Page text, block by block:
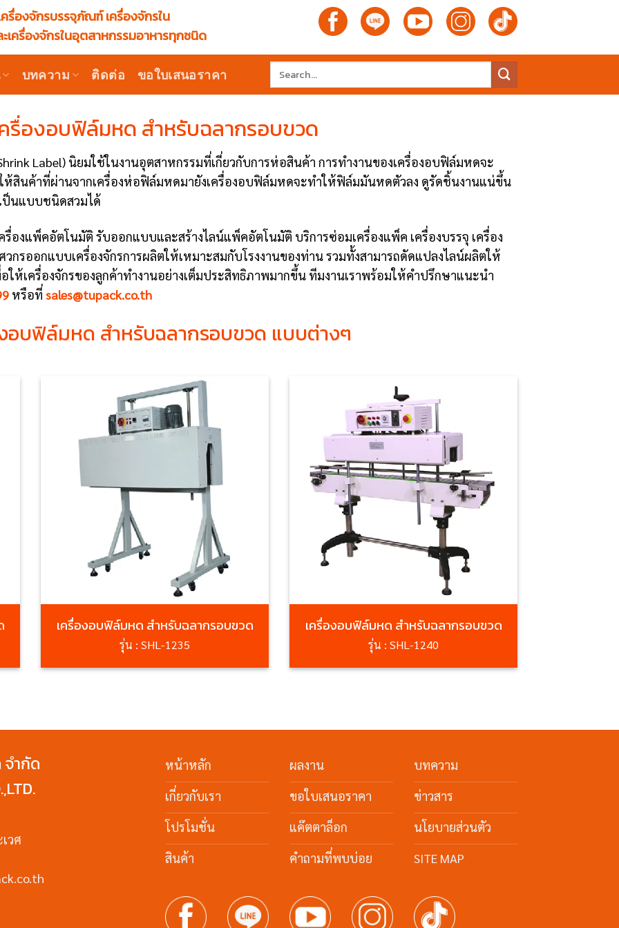
ครื่องจักรบรรจุภัณฑ์ เครื่องจักรใน
เครื่องจักรในอุตสาหกรรมอาหารทุกชนิด
บทความ ติดต่อ ขอใบเสนอราคา
Search
for:
รื่องอบฟิล์มหด สำหรับฉลากรอบขวด
Label) นิยมใช้ในงานอุตสาหกรรมที่เกี่ยวกับการห่อสินค้า การทำงานของเครื่องอบฟิล์มหดจะ
ห้สินค้าที่ผ่านจากเครื่องห่อฟิล์มหดมายังเครื่องอบฟิล์มหดจะทำให้ฟิล์มมันหดตัวลง ดูรัดชิ้นงานแน่ขึ้น
ป็นแบบชนิดสวมได้
องแพ็คอัตโนมัติ รับออกแบบและสร้างไลน์แพ็คอัตโนมัติ บริการซ่อมเครื่องแพ็ค เครื่องบรรจุ เครื่อง
รออกแบบเครื่องจักรการผลิตให้เหมาะสมกับโรงงานของท่าน รวมทั้งสามารถดัดแปลงไลน์ผลิตให้
อให้เครื่องจักรของลูกค้าทำงานอย่างเต็มประสิทธิภาพมากขึ้น ทีมงานเราพร้อมให้คำปรึกษาแนะนำ
หรือที่ sales@tupack.co.th
อบฟิล์มหด สำหรับฉลากรอบขวด แบบต่างๆ
เครื่องอบฟิล์มหด สำหรับฉลากรอบขวด
รุ่น : SHL-1235
เครื่องอบฟิล์มหด สำหรับฉลากรอบขวด
รุ่น : SHL-1240
ำกัด
วศ
หน้าหลัก
เกี่ยวกับเรา
โปรโมชั่น
สินค้า
ผลงาน
ขอใบเสนอราคา
แค๊ตตาล็อก
คำถามที่พบบ่อย
บทความ
ข่าวสาร
นโยบายส่วนตัว
SITE MAP